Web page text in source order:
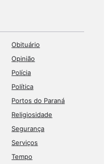
Obituário
Opinião
Polícia
Política
Portos do Paraná
Religiosidade
Segurança
Serviços
Tempo